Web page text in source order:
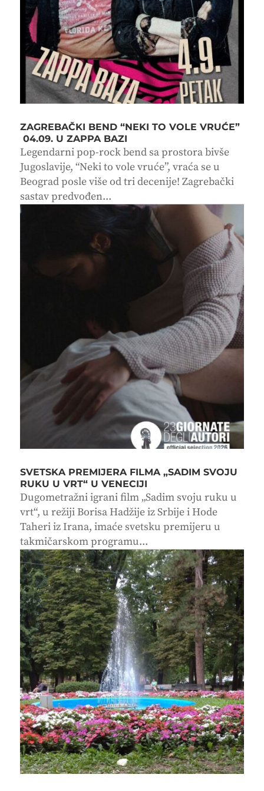
ZAGREBAČKI BEND “NEKI TO VOLE VRUĆE”
04.09. U ZAPPA BAZI
Legendarni pop-rock bend sa prostora bivše
Jugoslavije, “Neki to vole vruće”, vraća se u
Beograd posle više od tri decenije! Zagrebački
sastav predvođen...
SVETSKA PREMIJERA FILMA „SADIM SVOJU
RUKU U VRT“ U VENECIJI
Dugometražni igrani film „Sadim svoju ruku u
vrt“, u režiji Borisa Hadžije iz Srbije i Hode
Taheri iz Irana, imaće svetsku premijeru u
takmičarskom programu...